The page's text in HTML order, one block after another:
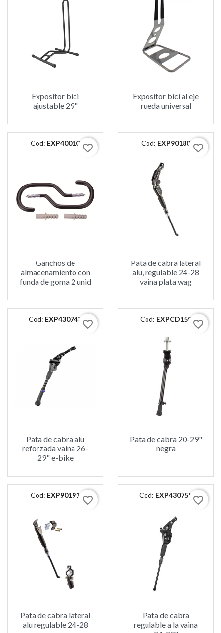
Expositor bici
ajustable 29"
Expositor bici al eje
rueda universal
Cod: EXP40010 favorite_border
Ganchos de
almacenamiento con
funda de goma 2 unid
Cod: EXP90180 favorite_border
Pata de cabra lateral
alu, regulable 24-28
vaina plata wag
Cod: EXP430743 favorite_border
Pata de cabra alu
reforzada vaina 26-
29" e-bike
Cod: EXPCD159 favorite_border
Pata de cabra 20-29"
negra
Cod: EXP90191 favorite_border
Pata de cabra lateral
alu regulable 24-28
Cod: EXP430755 favorite_border
Pata de cabra
regulable a la vaina